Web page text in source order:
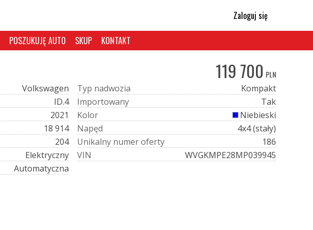
Zaloguj się
POSZUKUJĘ AUTO SKUP KONTAKT
119 700 PLN
Volkswagen
ID.4
2021
18 914
204
Elektryczny
Automatyczna
Typ nadwozia
Kompakt
Importowany
Tak
Kolor
Niebieski
Napęd
4x4 (stały)
Unikalny numeroferty
186
VIN WVGKMPE28MP039945